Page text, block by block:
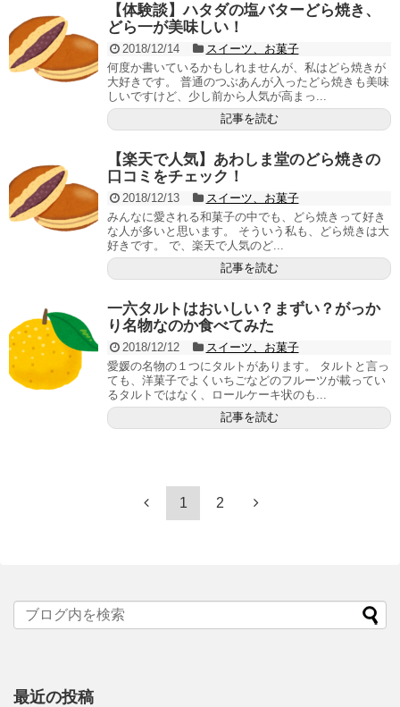
【体験談】ハタダの塩バターどら焼き、
どら一が美味しい！
2018/12/14
スイーツ、お菓子
何度か書いているかもしれませんが、私はどら焼きが
大好きです。 普通のつぶあんが入ったどら焼きも美味
しいですけど、少し前から人気が高まっ...
記事を読む
【楽天で人気】あわしま堂のどら焼きの
口コミをチェック！
2018/12/13
スイーツ、お菓子
みんなに愛される和菓子の中でも、どら焼きって好き
な人が多いと思います。 そういう私も、どら焼きは大
好きです。 で、楽天で人気のど...
記事を読む
一六タルトはおいしい？まずい？がっか
り名物なのか食べてみた
2018/12/12
スイーツ、お菓子
愛媛の名物の１つにタルトがあります。 タルトと言っ
ても、洋菓子でよくいちごなどのフルーツが載ってい
るタルトではなく、ロールケーキ状のも...
記事を読む
1 2
最近の投稿